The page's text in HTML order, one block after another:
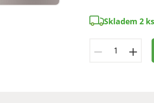
Skladem 2 ks